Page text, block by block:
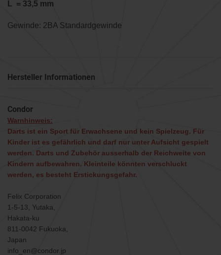
L = 33,5 mm
Gewinde: 2BA Standardgewinde
Hersteller Informationen
Condor
Warnhinweis:
Darts ist ein Sport für Erwachsene und kein Spielzeug. Für
Kinder ist es gefährlich und darf nur unter Aufsicht gespielt
werden. Darts und Zubehör ausserhalb der Reichweite von
Kindern aufbewahren. Kleinteile könnten verschluckt
werden, es besteht Erstickungsgefahr.
Felix Corporation
1-5-13, Yutaka,
Hakata-ku
811-0042 Fukuoka,
Japan
info_en@condor.jp